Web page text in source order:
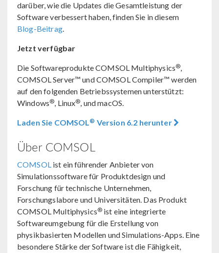
darüber, wie die Updates die Gesamtleistung der
Software verbessert haben, finden Sie in diesem
Blog-Beitrag.
Jetzt verfügbar
Die Softwareprodukte COMSOL Multiphysics®,
COMSOL Server™ und COMSOL Compiler™ werden
auf den folgenden Betriebssystemen unterstützt:
Windows®, Linux®, und macOS.
Laden Sie COMSOL® Version 6.2 herunter
Über COMSOL
COMSOList ein führender Anbieter von
Simulationssoftware für Produktdesign und
Forschung für technische Unternehmen,
Forschungslabore und Universitäten. Das Produkt
COMSOL Multiphysics® ist eine integrierte
Softwareumgebung für die Erstellung von
physikbasierten Modellen und Simulations-Apps. Eine
besondere Stärke der Software ist die Fähigkeit,